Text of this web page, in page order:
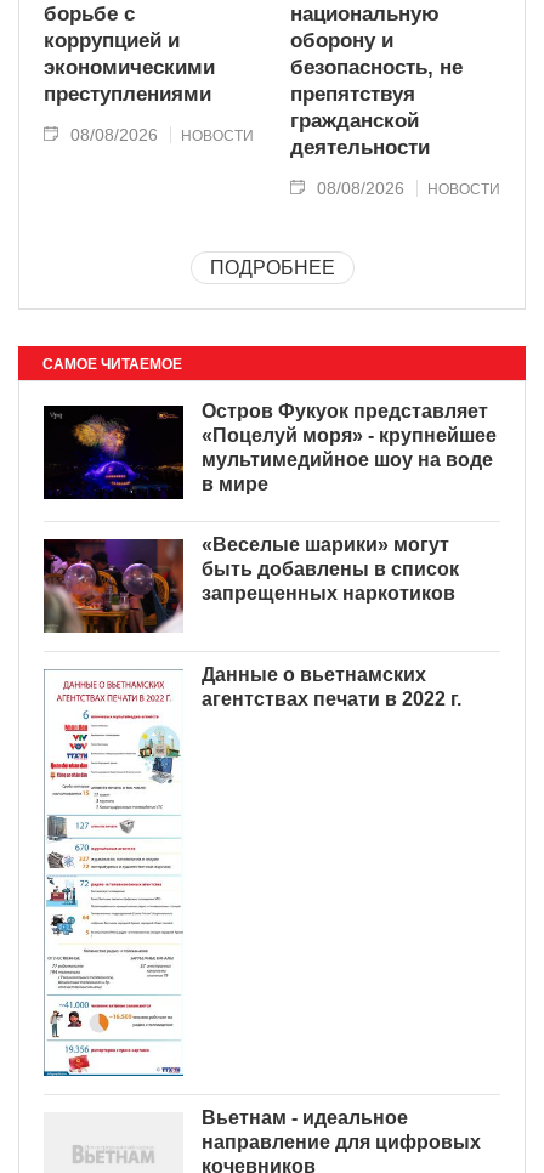
борьбе с
коррупцией и
экономическими
преступлениями
08/08/2026 НОВОСТИ
национальную
оборону и
безопасность, не
препятствуя
гражданской
деятельности
08/08/2026 НОВОСТИ
ПОДРОБНЕЕ
САМОЕ ЧИТАЕМОЕ
Остров Фукуок представляет
«Поцелуй моря» - крупнейшее
мультимедийное шоу на воде
в мире
«Веселые шарики» могут
быть добавлены в список
запрещенных наркотиков
Данные о вьетнамских
агентствах печати в 2022 г.
Вьетнам - идеальное
направление для цифровых
кочевников